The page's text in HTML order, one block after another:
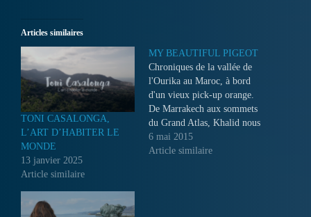
Articles similaires
TONI CASALONGA,
L’ART D’HABITER LE
MONDE
13 janvier 2025
Article similaire
MY BEAUTIFUL PIGEOT
Chroniques de la vallée de
l'Ourika au Maroc, à bord
d'un vieux pick-up orange.
De Marrakech aux sommets
du Grand Atlas, Khalid nous
balade, se raconte,
s'interroge sur son pays, ses
6 mai 2015
Article similaire